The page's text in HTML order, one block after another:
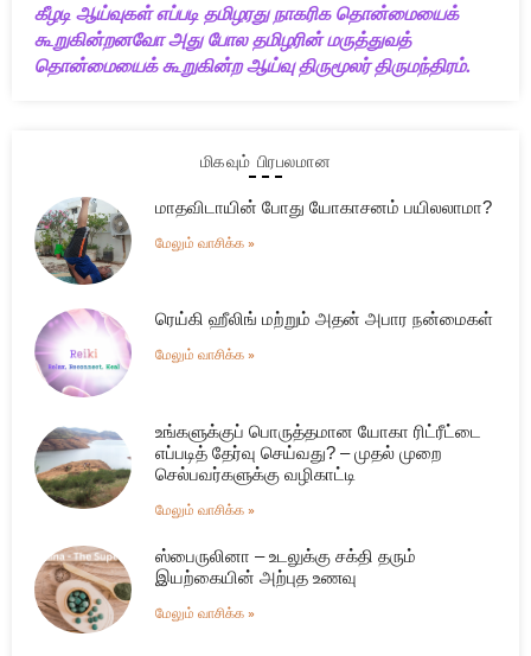
கீழடி ஆய்வுகள் எப்படி தமிழரது நாகரிக தொன்மையைக்
கூறுகின்றனவோ அது போல தமிழரின் மருத்துவத்
தொன்மையைக் கூறுகின்ற ஆய்வு திருமூலர் திருமந்திரம்.
மிகவும் பிரபலமான
மாதவிடாயின் போது யோகாசனம் பயிலலாமா?
மேலும் வாசிக்க »
ரெய்கி ஹீலிங் மற்றும் அதன் அபார நன்மைகள்
மேலும் வாசிக்க »
உங்களுக்குப் பொருத்தமான யோகா ரிட்ரீட்டை
எப்படித் தேர்வு செய்வது? – முதல் முறை
செல்பவர்களுக்கு வழிகாட்டி
மேலும் வாசிக்க »
ஸ்பைருலினா – உடலுக்கு சக்தி தரும்
இயற்கையின் அற்புத உணவு
மேலும் வாசிக்க »